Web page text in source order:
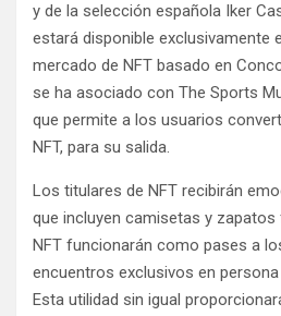
y de la selección española Iker
estará disponible exclusivamente
mercado de NFT basado en
se ha asociado con The Sports
que permite a los usuarios
NFT, para su salida.
Los titulares de NFT recibirán
que incluyen camisetas y
NFT funcionarán como pases a
encuentros exclusivos en
Esta utilidad sin igual